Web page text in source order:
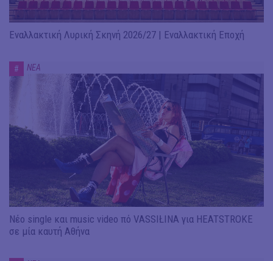
Εναλλακτική Λυρική Σκηνή 2026/27 | Εναλλακτική Εποχή
# ΝΕΑ
Νέο single και music video πό VASSIŁINA για HEATSTROKE
σε μία καυτή Αθήνα